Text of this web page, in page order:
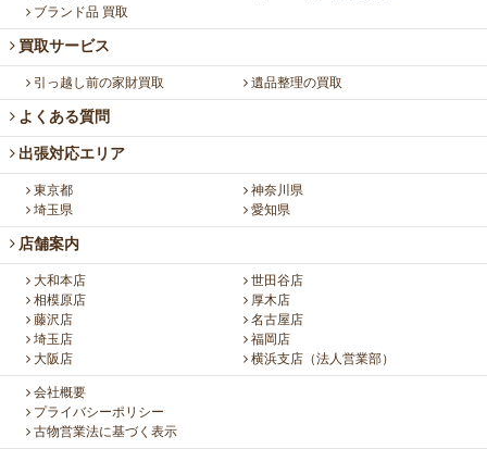
ブランド品 買取
買取サービス
引っ越し前の家財買取 遺品整理の買取
よくある質問
出張対応エリア
東京都
神奈川県
埼玉県
愛知県
店舗案内
大和本店
世田谷店
相模原店
厚木店
藤沢店
名古屋店
埼玉店
福岡店
大阪店
横浜支店（法人営業部）
会社概要
プライバシーポリシー
古物営業法に基づく表示